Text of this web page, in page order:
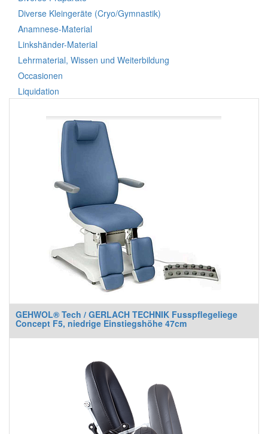
Diverse Kleingeräte (Cryo/Gymnastik)
Anamnese-Material
Linkshänder-Material
Lehrmaterial, Wissen und Weiterbildung
Occasionen
Liquidation
GEHWOL® Tech / GERLACH TECHNIK Fusspflegeliege
Concept F5, niedrige Einstiegshöhe 47cm